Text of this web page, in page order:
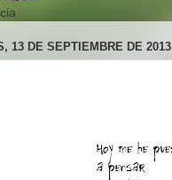
13 DE SEPTIEMBRE DE 2013